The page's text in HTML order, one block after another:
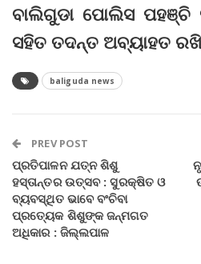
ବାଲିଗୁଡା ପୋଲିସ ପହଞ୍ଚି
ସହିତ ତଦନ୍ତ ଅବ୍ୟାହତ
baliguda news
PREV POST
ପ୍ରତିପାଳନ ଯତ୍ନ ଶିଶୁ
ହସ୍ତାନ୍ତର ଉତ୍ସବ : ସୁରକ୍ଷିତ ଓ
ବ୍ୟବସ୍ଥିତ ଭାବେ ବଂଚିବା
ପ୍ରତ୍ୟେକ ଶିଶୁଙ୍କ ଜନ୍ମଗତ
ଅଧିକାର : ଜିଲ୍ଲପାଳ